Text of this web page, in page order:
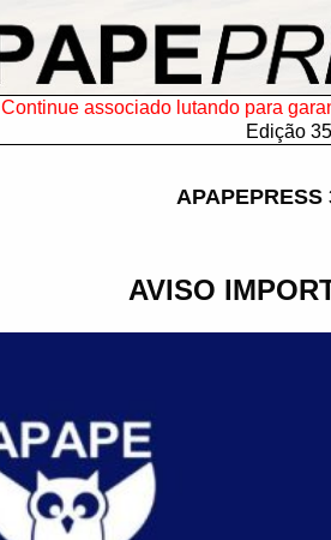
Continue associado lutando para
Edição
APAPEPRESS
AVISO